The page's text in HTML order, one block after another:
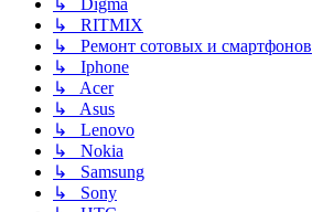
↳ Digma
↳ RITMIX
↳ Ремонт сотовых и смартфонов
↳ Iphone
↳ Acer
↳ Asus
↳ Lenovo
↳ Nokia
↳ Samsung
↳ Sony